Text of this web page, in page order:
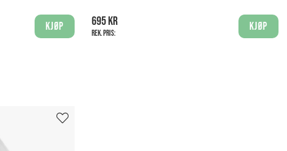
Kjøp 695 kr
Rek. pris:
Kjøp